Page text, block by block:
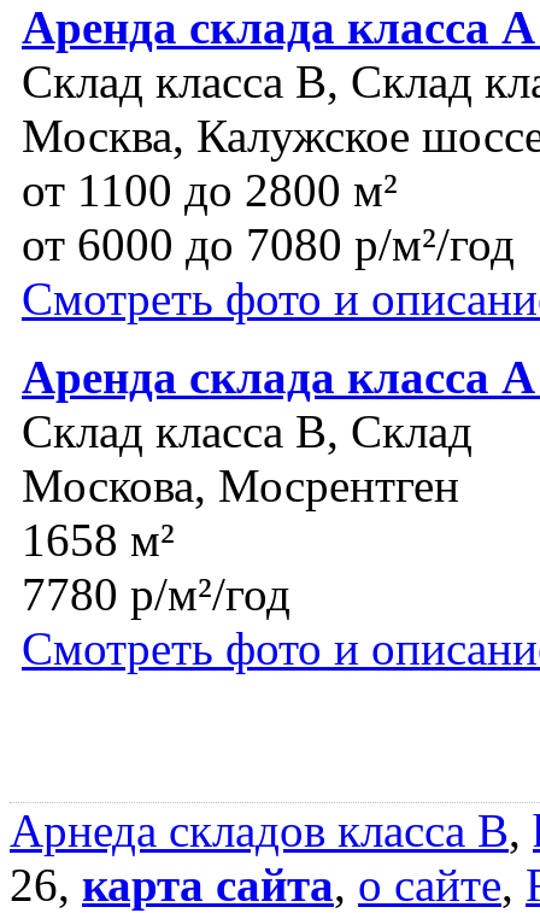
Аренда склада класса
Склад класса B, Склад
Москва, Калужское
от 1100 до 2800 м²
от 6000 до 7080 р/м²/год
Смотреть фото и
Аренда склада класса
Склад класса B, Склад
Москова, Мосрентген
1658 м²
7780 р/м²/год
Смотреть фото и
Арнеда складов класса B,
26, карта сайта, о сайте,